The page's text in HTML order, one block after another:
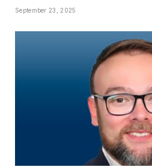
September 23, 2025